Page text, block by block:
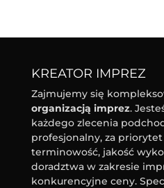
KREATOR IMPREZ
Zajmujemy się
organizacją imprez.
każdego zlecenia
profesjonalny, za
terminowość, jakość
doradztwa w zakresie
konkurencyjne ceny.